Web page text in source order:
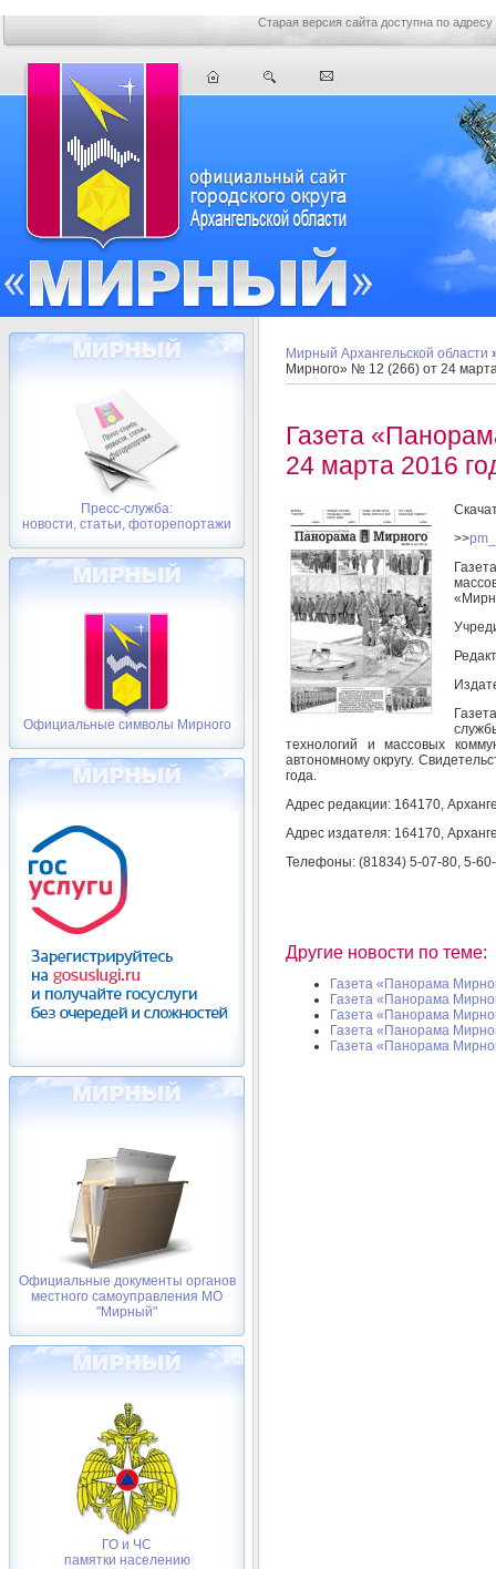
Старая версия сайта доступна по адресу
Пресс-служба:
новости, статьи, фоторепортажи
Официальные символы Мирного
Официальные документы органов
местного самоуправления МО
"Мирный"
ГО и ЧС
памятки населению
Мирный Архангельской области
Мирного» № 12 (266) от 24
Газета
24 марта 2016
>>
технологий и массовых
автономному округу.
года.
Адрес редакции: 164170,
Адрес издателя: 164170,
Телефоны: (81834) 5-07-80, 5-
Другие новости по теме:
Газета «Панорама
Газета «Панорама
Газета «Панорама
Газета «Панорама
Газета «Панорама